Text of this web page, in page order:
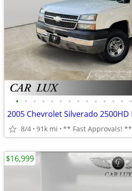
• • • • • • • • • • • • • •
8/4 91k mi ** Fast Approvals! **
$16,999